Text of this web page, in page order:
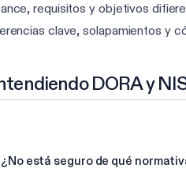
requisitos y objetivos
clave, solapamientos y
DORA y
¿No está seguro de qué